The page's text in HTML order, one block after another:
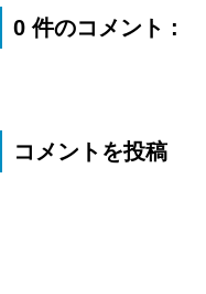
0 件のコメント :
コメントを投稿